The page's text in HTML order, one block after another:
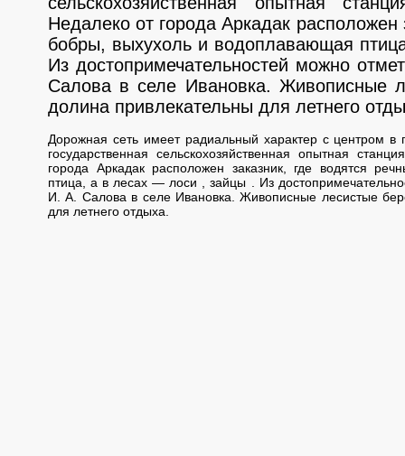
Недалеко от города Аркадак расположен
бобры, выхухоль и водоплавающая
Из достопримечательностей можно
Салова в селе Ивановка. Живописные
долина привлекательны для летнего
Дорожная сеть имеет радиальный характер с центром в
государственная сельскохозяйственная опытная
города Аркадак расположен заказник, где водятся
птица, а в лесах — лоси , зайцы . Из
И. А. Салова в селе Ивановка. Живописные лесистые
для летнего отдыха.